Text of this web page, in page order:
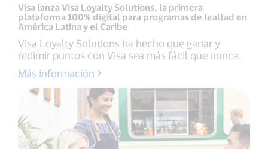
Visa lanza Visa Loyalty Solutions, la primera
plataforma 100% digital para programas de lealtad en
América Latina y el Caribe
Visa Loyalty Solutions ha hecho que ganar y
redimir puntos con Visa sea más fácil que nunca.
Más información